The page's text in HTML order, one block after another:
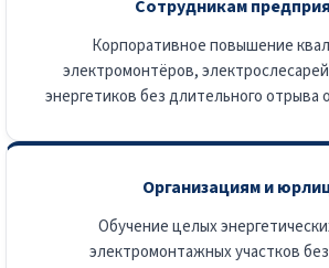
Сотрудникам
Корпоративное повышение
электромонтёров,
энергетиков без длительного отрыва
Организациям и
Обучение целых
электромонтажных участков